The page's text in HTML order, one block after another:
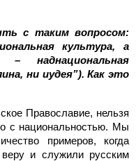
с таким вопросом:
культура, а
– наднациональная
ни иудея”). Как это
Православие, нельзя
с национальностью. Мы
примеров, когда
и служили русским